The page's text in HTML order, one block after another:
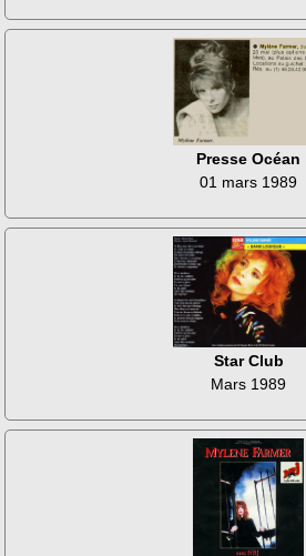
Presse Océan
01 mars 1989
Star Club
Mars 1989